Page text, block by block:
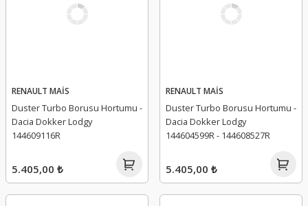
RENAULT MAİS
Duster Turbo Borusu Hortumu -
Dacia Dokker Lodgy
144609116R
5.405,00 ₺
RENAULT MAİS
Duster Turbo Borusu Hortumu -
Dacia Dokker Lodgy
144604599R - 144608527R
5.405,00 ₺